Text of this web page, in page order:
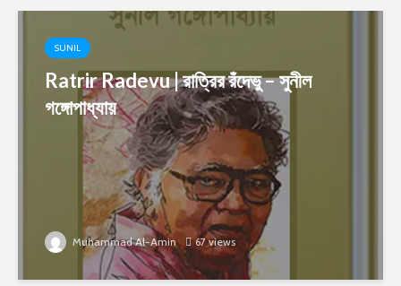
SUNIL
Ratrir Radevu | রাত্রির রঁদেভু – সুনীল
গঙ্গোপাধ্যায়
Muhammad Al-Amin 67 views